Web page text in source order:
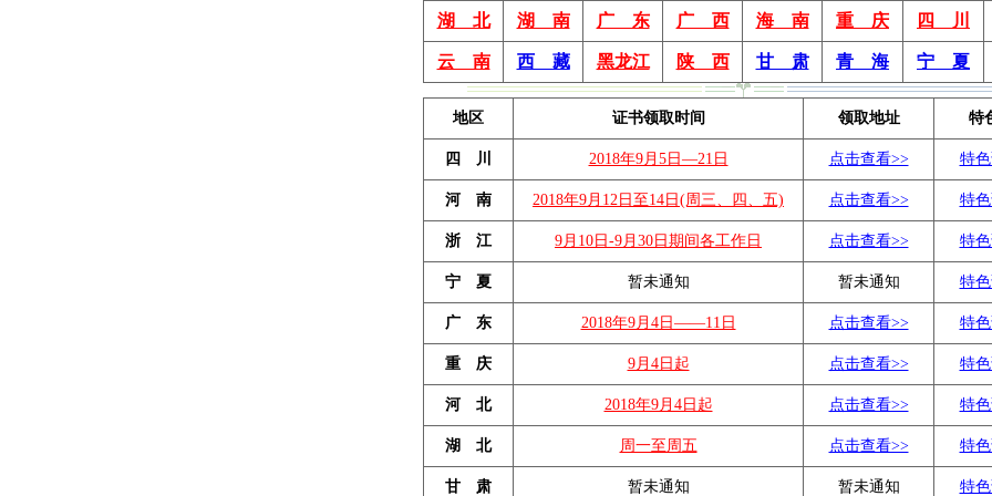
湖 北 湖 南 广 东 广 西 海 南 重 庆 四 川
云 南 西 藏 黑龙江 陕 西 甘 肃 青 海 宁 夏
地区 证书领取时间 领取地址 特
四 川 2018年9月5日—21日 点击查看>> 特
河 南 2018年9月12日至14日(周三、四、五) 点击查看>> 特
浙 江 9月10日-9月30日期间各工作日 点击查看>> 特
宁 夏 暂未通知 暂未通知 特
广 东 2018年9月4日——11日 点击查看>> 特
重 庆 9月4日起 点击查看>> 特
河 北 2018年9月4日起 点击查看>> 特
湖 北 周一至周五 点击查看>> 特
甘 肃 暂未通知 暂未通知 特